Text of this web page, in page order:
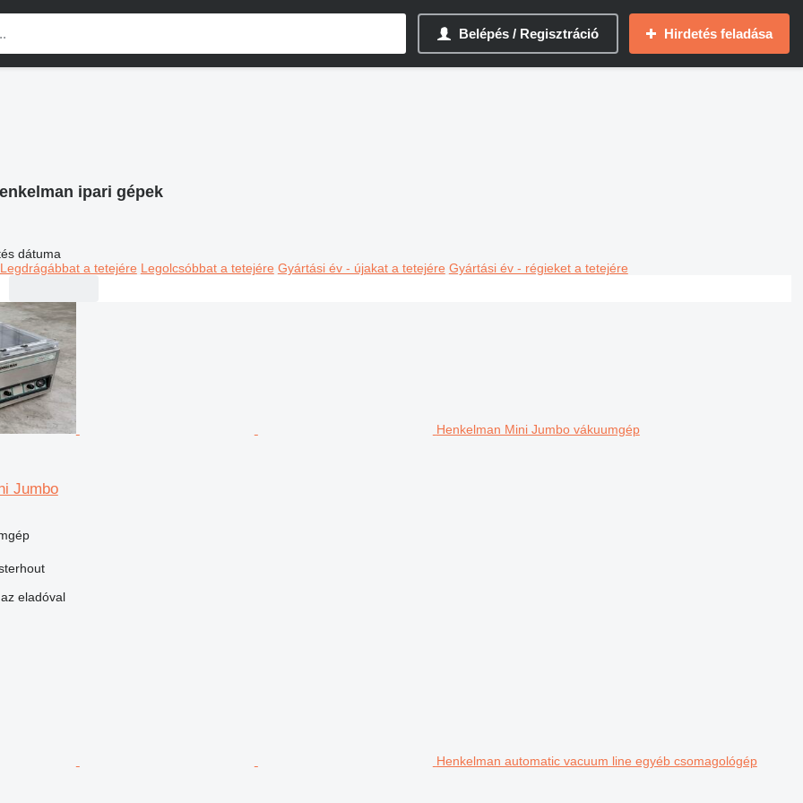
Belépés / Regisztráció Hirdetés feladása
ipari gépek
dátuma
Legdrágábbat a tetejére Legolcsóbbat a tetejére Gyártási év - újakat a tetejére Gyártási év - régieket a tetejére
Henkelman Mini Jumbo vákuumgép
Jumbo
eladóval
Henkelman automatic vacuum line egyéb csomagológép